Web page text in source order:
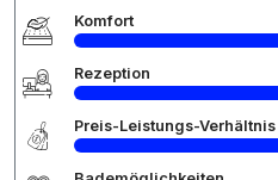
Komfort
Rezeption
Preis-Leistungs-Verhältnis